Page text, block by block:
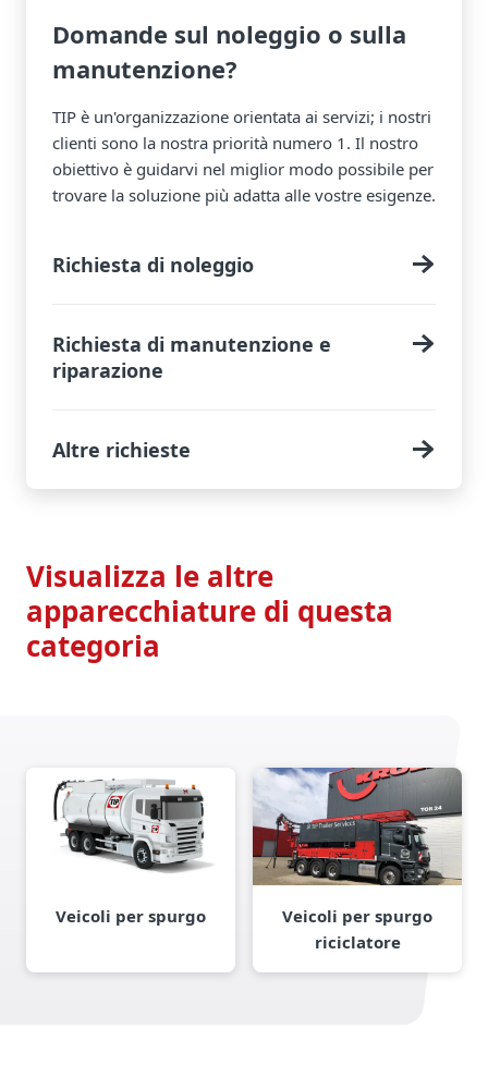
Domande sul noleggio o sulla
manutenzione?
TIP è un'organizzazione orientata ai servizi; i nostri
clienti sono la nostra priorità numero 1. Il nostro
obiettivo è guidarvi nel miglior modo possibile per
trovare la soluzione più adatta alle vostre esigenze.
Richiesta di noleggio
Richiesta di manutenzione e
riparazione
Altre richieste
Visualizza le altre
apparecchiature di questa
categoria
Veicoli per spurgo
Veicoli per spurgo
riciclatore